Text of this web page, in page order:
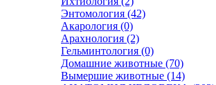
Энтомология (42)
Акарология (0)
Арахнология (2)
Гельминтология (0)
Домашние животные (70)
Вымершие животные (14)